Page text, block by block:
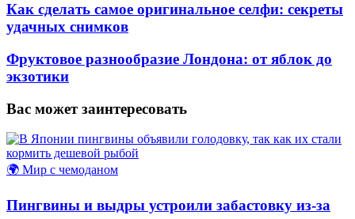
Как сделать самое оригинальное селфи: секреты
удачных снимков
Фруктовое разнообразие Лондона: от яблок до
экзотики
Вас может заинтересовать
🌍 Мир с чемоданом
Пингвины и выдры устроили забастовку из-за